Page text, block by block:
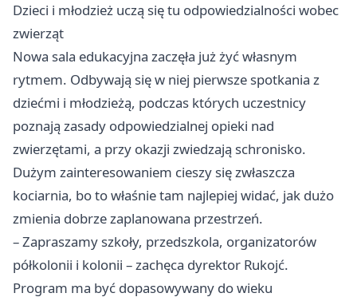
Dzieci i młodzież uczą się tu odpowiedzialności wobec
zwierząt
Nowa sala edukacyjna zaczęła już żyć własnym
rytmem. Odbywają się w niej pierwsze spotkania z
dziećmi i młodzieżą, podczas których uczestnicy
poznają zasady odpowiedzialnej opieki nad
zwierzętami, a przy okazji zwiedzają schronisko.
Dużym zainteresowaniem cieszy się zwłaszcza
kociarnia, bo to właśnie tam najlepiej widać, jak dużo
zmienia dobrze zaplanowana przestrzeń.
– Zapraszamy szkoły, przedszkola, organizatorów
półkolonii i kolonii – zachęca dyrektor Rukojć.
Program ma być dopasowywany do wieku